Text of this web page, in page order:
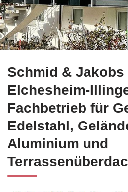
Kompetente Edelstahl
Schmid & Jakobs
Elchesheim-
Fachbetrieb für
Edelstahl,
Aluminium und